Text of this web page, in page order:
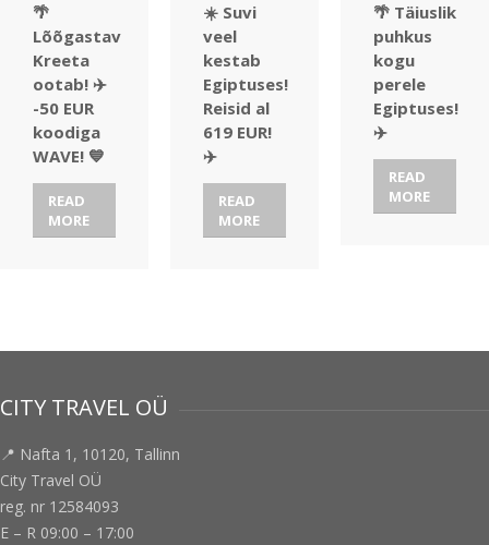
🌴
Lõõgastav
Kreeta
ootab! ✈️
-50 EUR
koodiga
WAVE! 💙
READ
MORE
☀️ Suvi
veel
kestab
Egiptuses!
Reisid al
619 EUR!
✈️
READ
MORE
🌴 Täiuslik
puhkus
kogu
perele
Egiptuses!
✈️
READ
MORE
CITY TRAVEL OÜ
📍 Nafta 1, 10120, Tallinn
City Travel OÜ
reg. nr 12584093
E – R 09:00 – 17:00